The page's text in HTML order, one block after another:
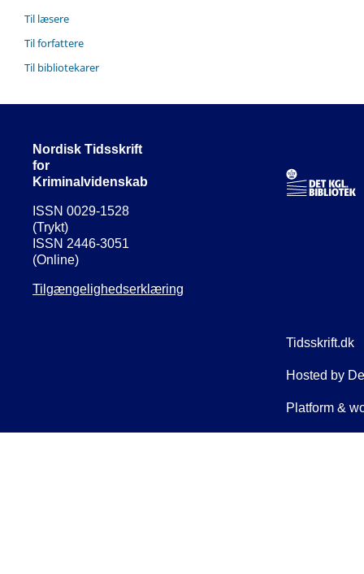
Til læsere
Til forfattere
Til bibliotekarer
Nordisk Tidsskrift
for
Kriminalvidenskab
ISSN 0029-1528
(Trykt)
ISSN 2446-3051
(Online)
Tilgængelighedserklæring